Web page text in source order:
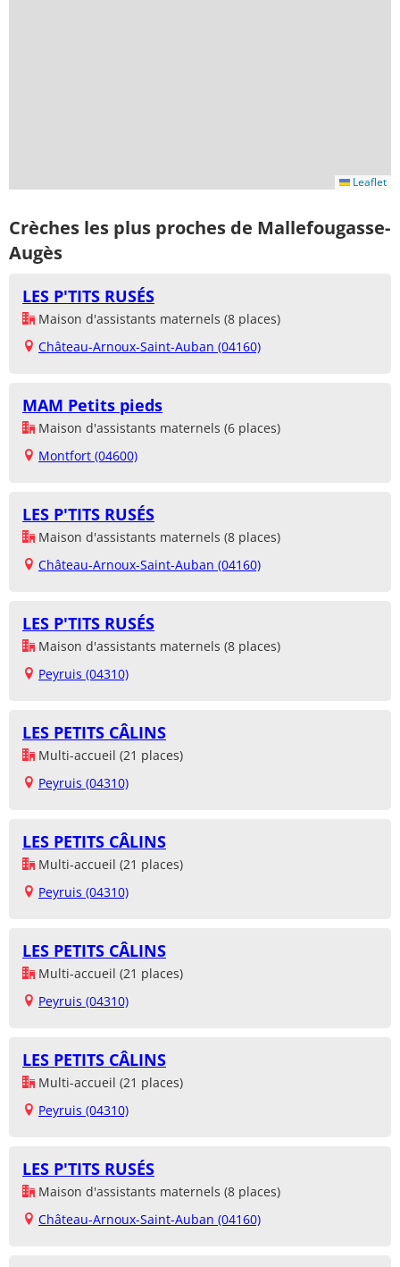
Leaflet
Crèches les plus proches de Mallefougasse-
Augès
LES P'TITS RUSÉS
Maison d'assistants maternels (8 places)
Château-Arnoux-Saint-Auban (04160)
MAM Petits pieds
Maison d'assistants maternels (6 places)
Montfort (04600)
LES P'TITS RUSÉS
Maison d'assistants maternels (8 places)
Château-Arnoux-Saint-Auban (04160)
LES P'TITS RUSÉS
Maison d'assistants maternels (8 places)
Peyruis (04310)
LES PETITS CÂLINS
Multi-accueil (21 places)
Peyruis (04310)
LES PETITS CÂLINS
Multi-accueil (21 places)
Peyruis (04310)
LES PETITS CÂLINS
Multi-accueil (21 places)
Peyruis (04310)
LES PETITS CÂLINS
Multi-accueil (21 places)
Peyruis (04310)
LES P'TITS RUSÉS
Maison d'assistants maternels (8 places)
Château-Arnoux-Saint-Auban (04160)